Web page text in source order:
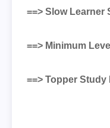
==> Slow Learner
==> Minimum
==> Topper Study